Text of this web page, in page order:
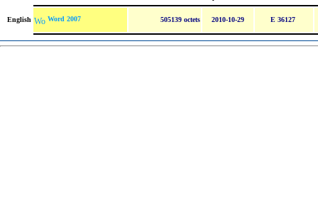
English Word 2007 505139 octets 2010-10-29 E 36127